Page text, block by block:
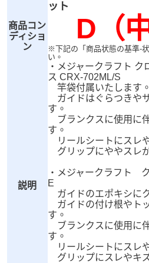
ット
商品コン
ディショ
ン
D（
※下記の「商品状態の基準-
い。
説明
・メジャークラフト
ス CRX-702ML/S
竿袋付属いたします。
ガイドはぐらつきや
す。
ブランクスに使用に
す。
リールシートにスレ
グリップにややスレ
・メジャークラフト
E
ガイドのエポキシに
ガイドの付け根やト
す。
ブランクスに使用に
す。
リールシートにスレ
グリップにスレやキ